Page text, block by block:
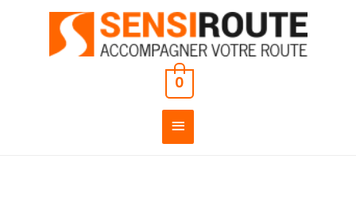
MENU
PRINCIPAL
0